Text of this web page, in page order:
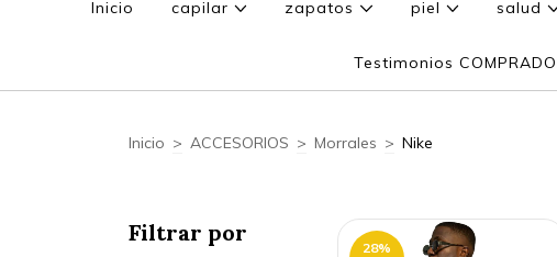
Inicio capilar zapatos piel salud
Testimonios
Inicio > ACCESORIOS > Morrales > Nike
Filtrar por
28%